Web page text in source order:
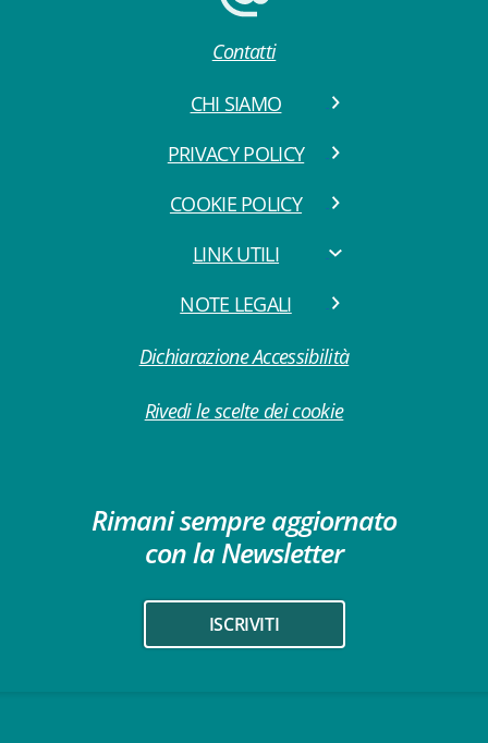
Contatti
CHI SIAMO
PRIVACY POLICY
COOKIE POLICY
LINK UTILI
NOTE LEGALI
Dichiarazione Accessibilità
Rivedi le scelte dei cookie
Rimani sempre aggiornato
con la Newsletter
ISCRIVITI